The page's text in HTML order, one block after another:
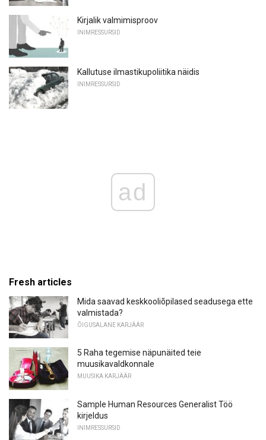
Kirjalik valmimisproov
INIMRESSURSID
Kallutuse ilmastikupoliitika näidis
INIMRESSURSID
ad
Fresh articles
Mida saavad keskkooliõpilased seadusega ette
valmistada?
ÕIGUSALANE KARJÄÄR
5 Raha tegemise näpunäited teie
muusikavaldkonnale
MUUSIKA KARJÄÄR
Sample Human Resources Generalist Töö
kirjeldus
INIMRESSURSID